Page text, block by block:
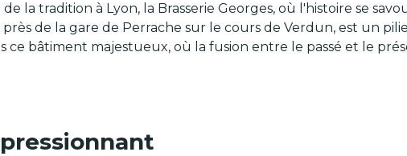
la tradition à Lyon, la Brasserie Georges, où l'histoire se
de la gare de Perrache sur le cours de Verdun, est un
bâtiment majestueux, où la fusion entre le passé et le